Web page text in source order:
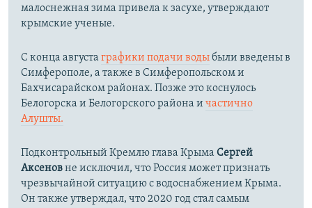
малоснежная зима привела к засухе, утверждают
крымские ученые.
С конца августа графики подачи водыбыли введены в
Симферополе, а также в Симферопольском и
Бахчисарайском районах. Позже это коснулось
Белогорска и Белогорского района и частично
Алушты.
Подконтрольный Кремлю глава Крыма Сергей
Аксеновне исключил, что Россия может признать
чрезвычайной ситуацию с водоснабжением Крыма.
Он также утверждал, что 2020 год стал самым